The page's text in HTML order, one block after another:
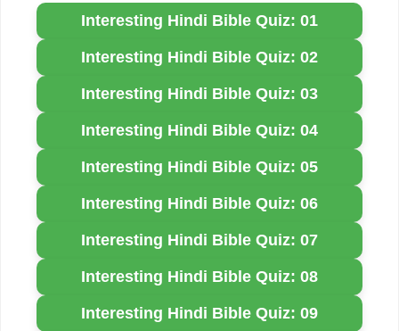
Interesting Hindi Bible Quiz: 01
Interesting Hindi Bible Quiz: 02
Interesting Hindi Bible Quiz: 03
Interesting Hindi Bible Quiz: 04
Interesting Hindi Bible Quiz: 05
Interesting Hindi Bible Quiz: 06
Interesting Hindi Bible Quiz: 07
Interesting Hindi Bible Quiz: 08
Interesting Hindi Bible Quiz: 09